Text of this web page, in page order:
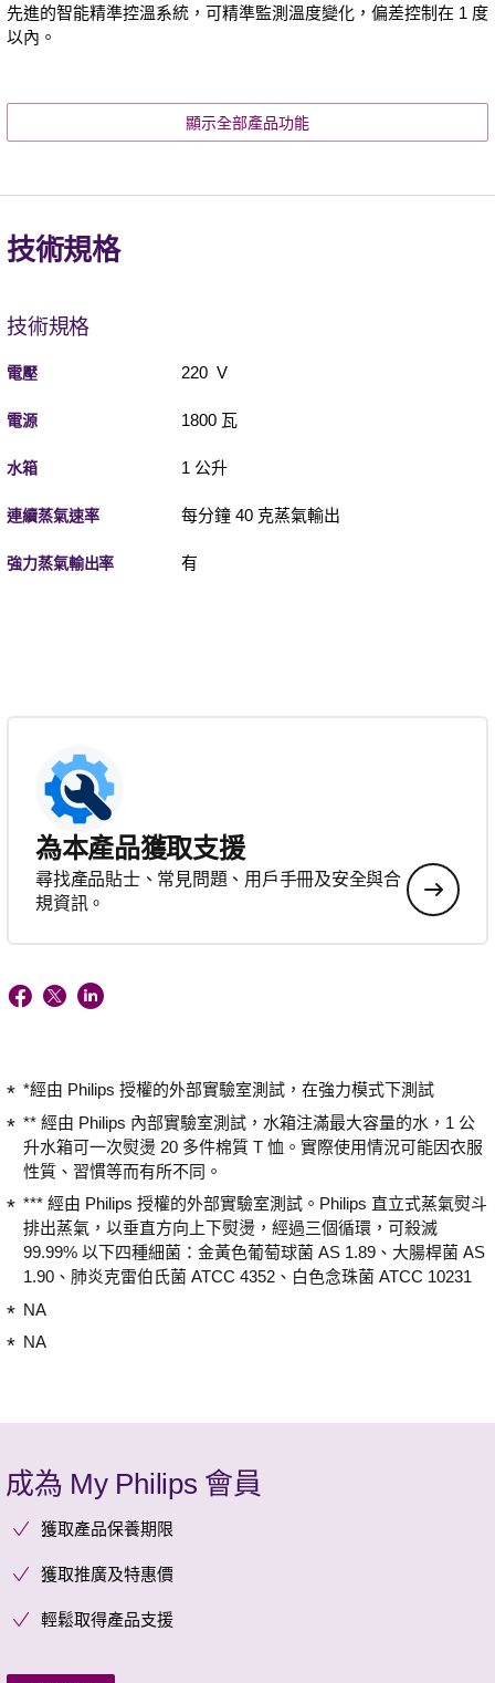
先進的智能精準控溫系統，可精準監測溫度變化，偏差控制在 1 度
以內。
顯示全部產品功能
技術規格
技術規格
電壓 220 V
電源 1800 瓦
水箱 1 公升
連續蒸氣速率 每分鐘 40 克蒸氣輸出
強力蒸氣輸出率 有
為本產品獲取支援
尋找產品貼士、常見問題、用戶手冊及安全與合
規資訊。
*經由 Philips 授權的外部實驗室測試，在強力模式下測試
** 經由 Philips 內部實驗室測試，水箱注滿最大容量的水，1 公
升水箱可一次熨燙 20 多件棉質 T 恤。實際使用情況可能因衣服
性質、習慣等而有所不同。
*** 經由 Philips 授權的外部實驗室測試。Philips 直立式蒸氣熨斗
排出蒸氣，以垂直方向上下熨燙，經過三個循環，可殺滅
99.99% 以下四種細菌：金黃色葡萄球菌 AS 1.89、大腸桿菌 AS
1.90、肺炎克雷伯氏菌 ATCC 4352、白色念珠菌 ATCC 10231
NA
NA
成為 My Philips 會員
獲取產品保養期限
獲取推廣及特惠價
輕鬆取得產品支援